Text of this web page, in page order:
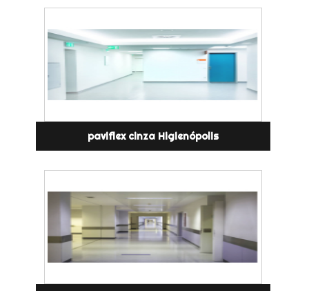
paviflex cinza Higienópolis